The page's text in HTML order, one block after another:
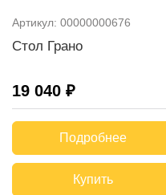
Артикул: 00000000676
Стол Грано
19 040 ₽
Подробнее
Купить